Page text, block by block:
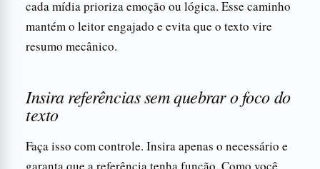
cada mídia prioriza emoção ou lógica. Esse caminho
mantém o leitor engajado e evita que o texto vire
resumo mecânico.
Insira referências sem quebrar o foco do
texto
Faça isso com controle. Insira apenas o necessário e
garanta que a referência tenha função. Como você